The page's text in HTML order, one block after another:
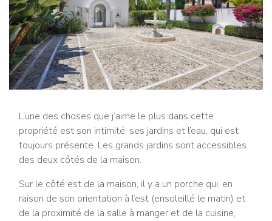
L’une des choses que j’aime le plus dans cette
propriété est son intimité, ses jardins et l’eau, qui est
toujours présente. Les grands jardins sont accessibles
des deux côtés de la maison.
Sur le côté est de la maison, il y a un porche qui, en
raison de son orientation à l’est (ensoleillé le matin) et
de la proximité de la salle à manger et de la cuisine,